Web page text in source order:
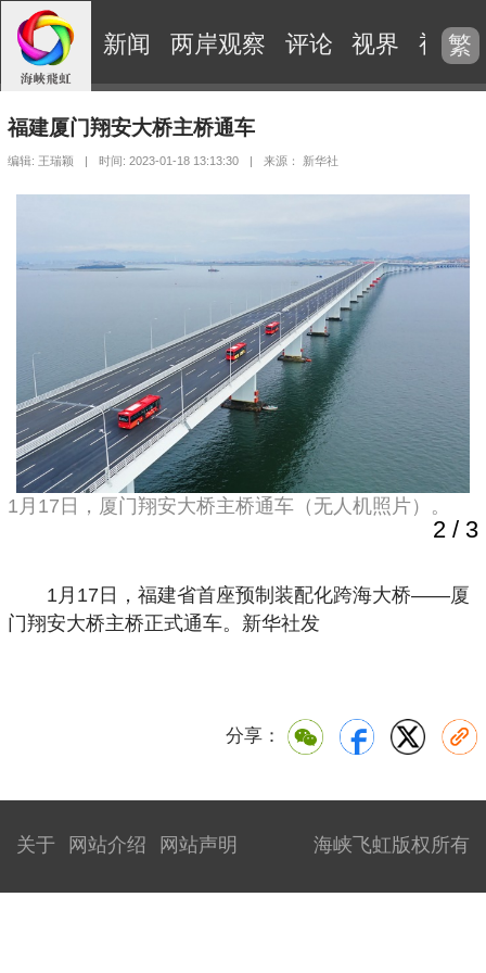
新闻 两岸观察 评论 视界 视频
繁
福建厦门翔安大桥主桥通车
编辑: 王瑞颖 | 时间: 2023-01-18 13:13:30 | 来源： 新华社
1月17日，厦门翔安大桥主桥通车（无人机照片）。
2 / 3
1月17日，福建省首座预制装配化跨海大桥——厦
门翔安大桥主桥正式通车。新华社发
分享：
海峡飞虹版权所有
关于 网站介绍 网站声明